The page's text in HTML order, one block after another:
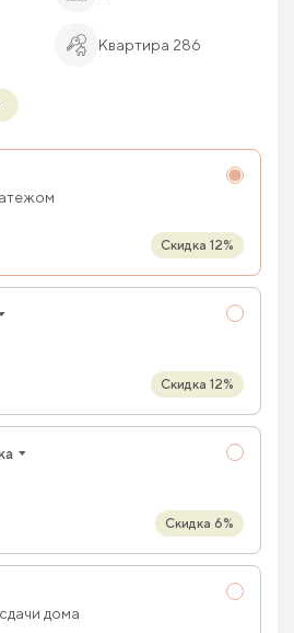
Квартира 286
Скидка 12%
Скидка 12%
Скидка 6%
дома